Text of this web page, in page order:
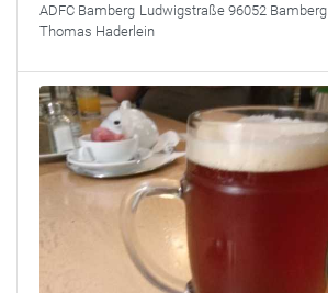
ADFC Bamberg Ludwigstraße 96052 Bamberg
Thomas Haderlein